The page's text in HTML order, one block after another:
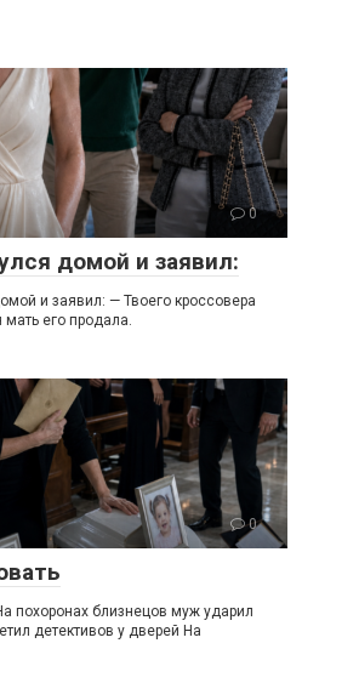
0
домой и заявил:
и заявил: — Твоего кроссовера
его продала.
0
похоронах близнецов муж ударил
детективов у дверей На